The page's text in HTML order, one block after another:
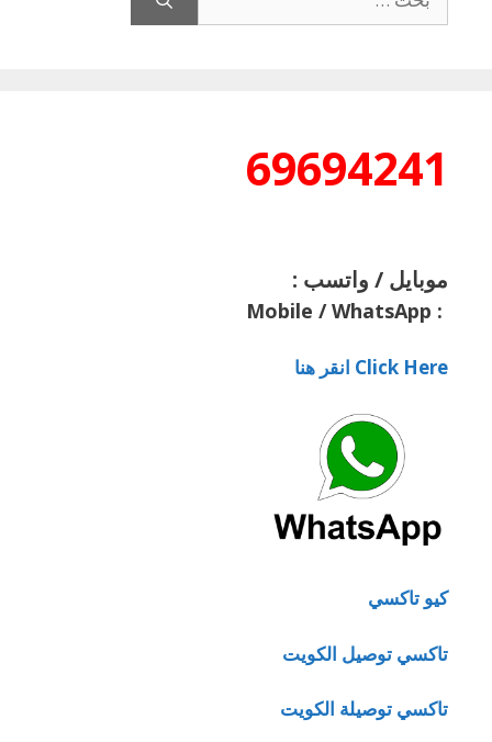
عن:
69694241
موبايل / واتسب :
:
Mobile / WhatsApp
Click Here انقر هنا
كيو تاكسي
تاكسي توصيل الكويت
تاكسي توصيلة الكويت